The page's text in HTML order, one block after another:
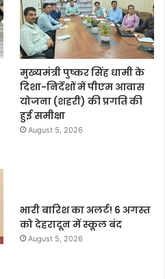
मुख्यमंत्री पुष्कर सिंह धामी के
दिशा-निर्देशों में पीएम आवास
योजना (शहरी) की प्रगति की
हुई समीक्षा
August 5, 2026
भारी बारिश का अलर्ट! 6 अगस्त
को देहरादून में स्कूल बंद
August 5, 2026